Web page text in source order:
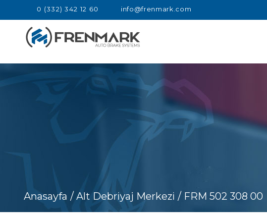
0 (332) 342 12 60 info@frenmark.com
Anasayfa / Alt Debriyaj Merkezi / FRM 502 308 00